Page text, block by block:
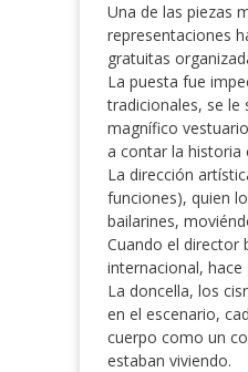
Una de las piezas
representaciones
gratuitas
La puesta fue
tradicionales, se le
magnífico
a contar la historia
La dirección
funciones), quien
bailarines,
Cuando el director
internacional,
La doncella, los
en el escenario,
cuerpo como un
estaban viviendo.